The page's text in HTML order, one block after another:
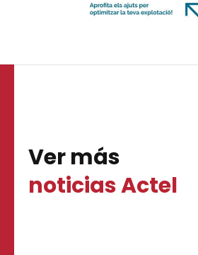
Ver más
noticias Actel